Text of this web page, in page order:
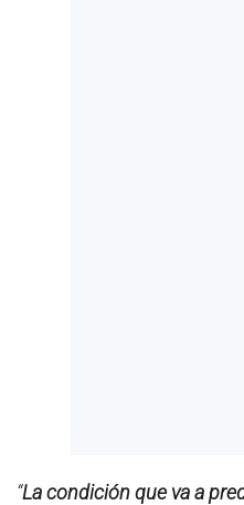
“La condición que va a